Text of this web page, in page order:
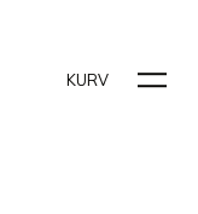
KURV